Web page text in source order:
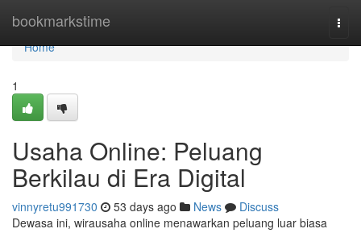
bookmarkstime
Home
Home
1
Usaha Online: Peluang
Berkilau di Era Digital
vinnyretu991730 53 days ago News
Discuss
Dewasa ini, wirausaha online menawarkan peluang luar biasa